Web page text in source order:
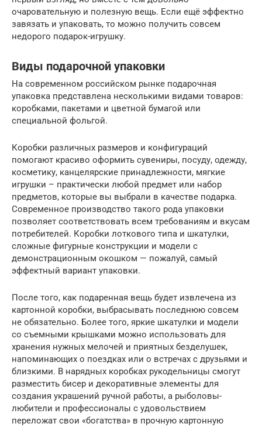
очаровательную и полезную вещь. Если ещё эффектно
завязать и упаковать, то можно получить совсем
недорого подарок-игрушку.
Виды подарочной упаковки
На современном российском рынке подарочная
упаковка представлена несколькими видами товаров:
коробками, пакетами и цветной бумагой или
специальной фольгой.
Коробки различных размеров и конфигураций
помогают красиво оформить сувениры, посуду, одежду,
косметику, канцелярские принадлежности, мягкие
игрушки – практически любой предмет или набор
предметов, которые вы выбрали в качестве подарка.
Современное производство такого рода упаковки
позволяет соответствовать всем требованиям и вкусам
потребителей. Коробки лоткового типа и шкатулки,
сложные фигурные конструкции и модели с
демонстрационным окошком — пожалуй, самый
эффектный вариант упаковки.
После того, как подаренная вещь будет извлечена из
картонной коробки, выбрасывать последнюю совсем
не обязательно. Более того, яркие шкатулки и модели
со съемными крышками можно использовать для
хранения нужных мелочей и приятных безделушек,
напоминающих о поездках или о встречах с друзьями и
близкими. В нарядных коробках рукодельницы смогут
разместить бисер и декоративные элементы для
создания украшений ручной работы, а рыболовы-
любители и профессионалы с удовольствием
переложат свои «богатства» в прочную картонную